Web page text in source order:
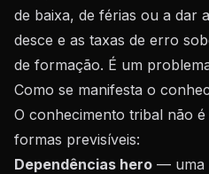
de baixa, de férias ou a dar
desce e as taxas de erro
de formação. É um
Como se manifesta o
O conhecimento tribal não
formas previsíveis:
Dependências hero — uma